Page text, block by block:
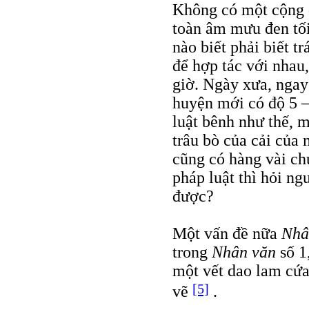
Không có một cộng
toàn âm mưu đen
nào biết phải biết
để hợp tác với
giờ. Ngày xưa,
huyện mới có độ 5
luật bênh như thế,
trâu bò của cải của
cũng có hàng vài
pháp luật thì hỏi
được?
Một vấn đề nữa
trong Nhân văn số
một vết dao lam
vẽ [5] .